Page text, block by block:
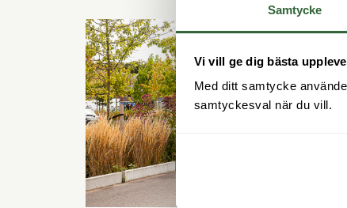
Samtycke
Vi vill ge dig bästa
Med ditt samtycke
samtyckesval när du vill.